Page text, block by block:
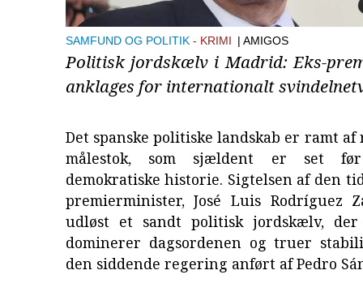
SAMFUND OG POLITIK KRIMI | AMIGOS
Politisk jordskælv i Madrid: Eks-
anklages for internationalt
Det spanske politiske landskab er ramt
målestok, som sjældent er set
demokratiske historie. Sigtelsen af den
premierminister, José Luis Rodríguez
udløst et sandt politisk jordskælv,
dominerer dagsordenen og truer
den siddende regering anført af Pedro